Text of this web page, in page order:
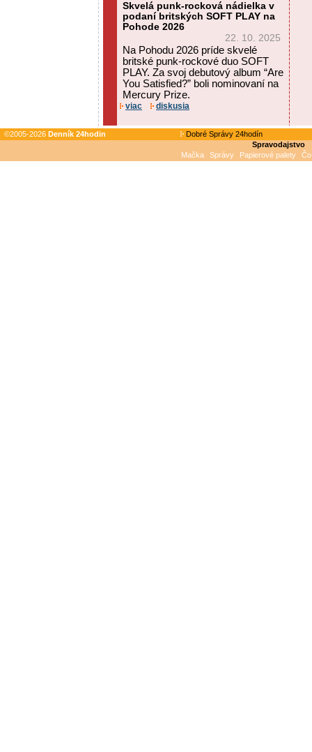
Skvelá punk-rocková nádielka v
podaní britských SOFT PLAY na
Pohode 2026
22. 10. 2025
Na Pohodu 2026 príde skvelé
britské punk-rockové duo SOFT
PLAY. Za svoj debutový album “Are
You Satisfied?” boli nominovaní na
Mercury Prize.
viac diskusia
©2005-2026 Denník 24hodin
Dobré Správy 24hodín
Spravodajstvo
Mačka
Správy Papierové palety